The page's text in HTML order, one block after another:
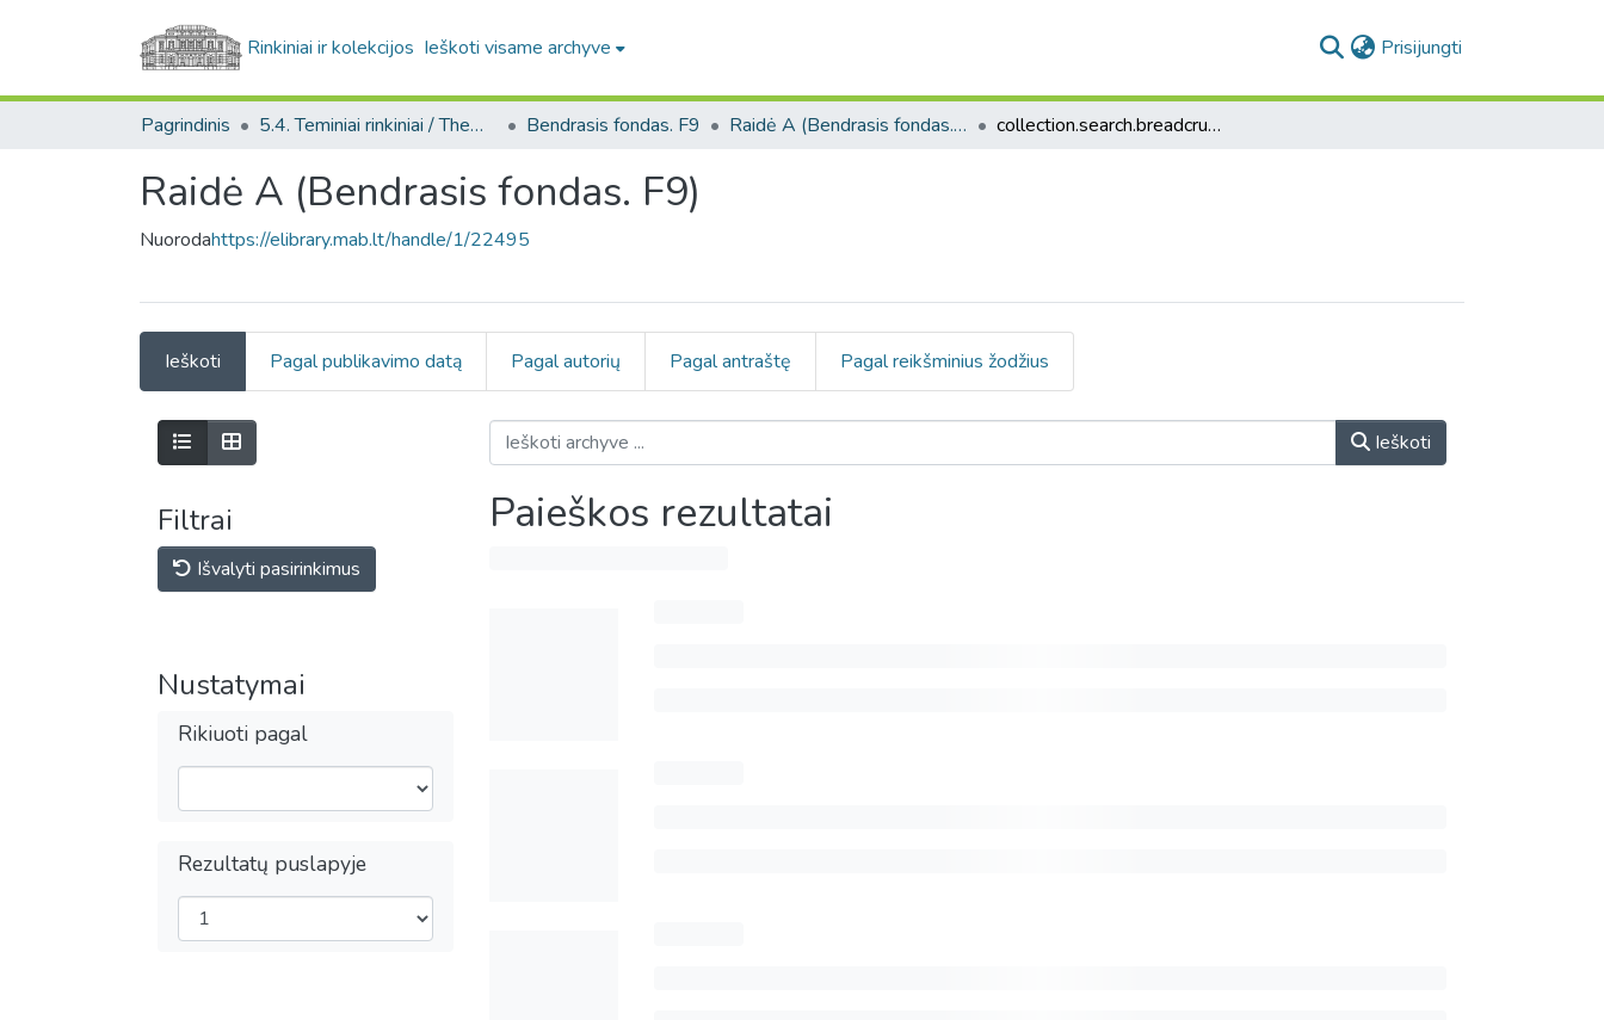
Rinkiniai ir kolekcijos Ieškoti visame archyve Prisijungti
Pagrindinis 5.4. Teminiai rinkiniai / Thematic collections Bendrasis fondas. F9 Raidė A (Bendrasis fondas. F9) collection.search.breadcrumbs
Raidė A (Bendrasis fondas. F9)
Nuorodahttps://elibrary.mab.lt/handle/1/22495
Ieškoti Pagal publikavimo datą Pagal autorių Pagal antraštę Pagal reikšminius žodžius
Filtrai
Išvalyti pasirinkimus
Nustatymai
Rikiuoti pagal
Rezultatų puslapyje
Ieškoti
Paieškos rezultatai